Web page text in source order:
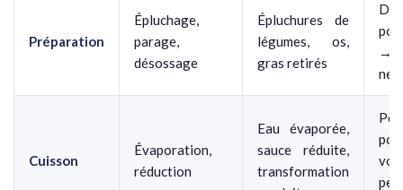
Préparation
Épluchage,
parage,
désossage
Épluchures de
légumes, os,
gras retirés
→
net
Cuisson
Évaporation,
réduction
Eau évaporée,
sauce réduite,
transformation